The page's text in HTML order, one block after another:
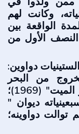
وكانت لهم
الواقعة بين
الأول من
دواوين:
(1968)، و"الخروج من البحر
الميت" (1969)، و"مذكرات البحر الميت" (1969)؛
ديوان "
حزينًا" (1974)، ثم توالت دواوينه؛